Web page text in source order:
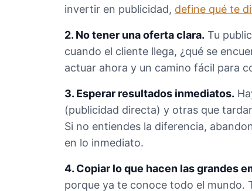
invertir en publicidad, define qué te
2. No tener una oferta clara. Tu
cuando el cliente llega, ¿qué se
actuar ahora y un camino fácil para
3. Esperar resultados inmediatos.
(publicidad directa) y otras que
Si no entiendes la diferencia,
en lo inmediato.
4. Copiar lo que hacen las grandes
porque ya te conoce todo el mundo.